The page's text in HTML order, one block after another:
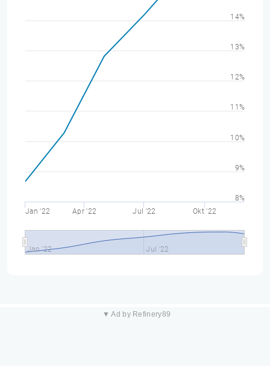
Jan '22 Apr '22 Jul '22 Okt '22
Jan '22 Jul '22
8%
9%
10%
11%
12%
13%
14%
▼ Ad by Refinery89